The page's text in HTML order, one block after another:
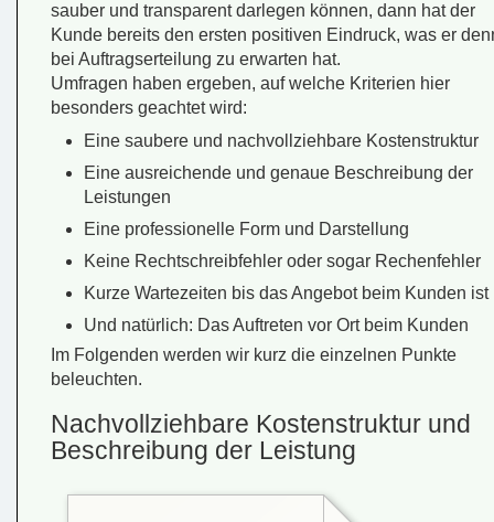
sauber und transparent darlegen können, dann hat der
Kunde bereits den ersten positiven Eindruck, was er
bei Auftragserteilung zu erwarten hat.
Umfragen haben ergeben, auf welche Kriterien hier
besonders geachtet wird:
Eine saubere und nachvollziehbare Kostenstruktur
Eine ausreichende und genaue Beschreibung der
Leistungen
Eine professionelle Form und Darstellung
Keine Rechtschreibfehler oder sogar Rechenfehler
Kurze Wartezeiten bis das Angebot beim Kunden ist
Und natürlich: Das Auftreten vor Ort beim Kunden
Im Folgenden werden wir kurz die einzelnen Punkte
beleuchten.
Nachvollziehbare Kostenstruktur und
Beschreibung der Leistung